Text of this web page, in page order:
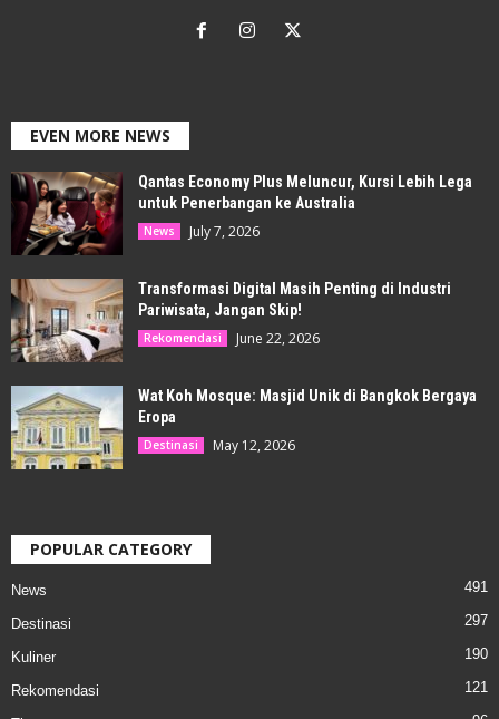
EVEN MORE NEWS
Qantas Economy Plus Meluncur, Kursi Lebih Lega
untuk Penerbangan ke Australia
News July 7, 2026
Transformasi Digital Masih Penting di Industri
Pariwisata, Jangan Skip!
Rekomendasi June 22, 2026
Wat Koh Mosque: Masjid Unik di Bangkok Bergaya
Eropa
Destinasi May 12, 2026
POPULAR CATEGORY
News 491
Destinasi 297
Kuliner 190
Rekomendasi 121